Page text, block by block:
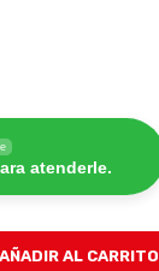
atenderle.
AÑADIR AL CARRITO